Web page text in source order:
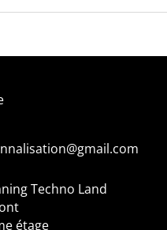
Techno Land
étage